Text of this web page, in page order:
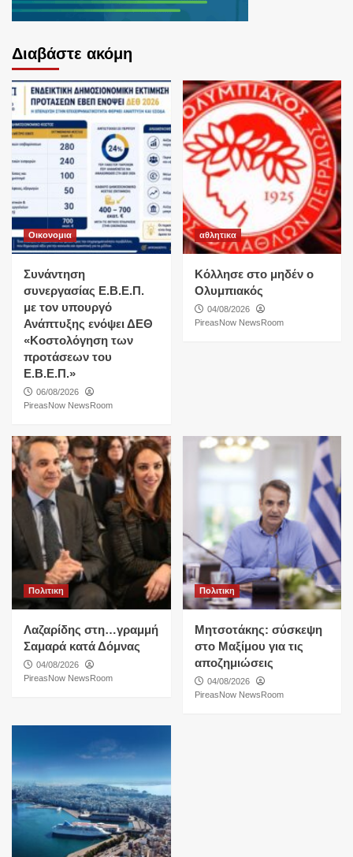
Διαβάστε ακόμη
Οικονομια
Συνάντηση
συνεργασίας Ε.Β.Ε.Π.
με τον υπουργό
Ανάπτυξης ενόψει ΔΕΘ
«Κοστολόγηση των
προτάσεων του
Ε.Β.Ε.Π.»
06/08/2026
PireasNow NewsRoom
αθλητικα
Κόλλησε στο μηδέν ο
Ολυμπιακός
04/08/2026
PireasNow NewsRoom
Πολιτικη
Λαζαρίδης στη…γραμμή
Σαμαρά κατά Δόμνας
04/08/2026
PireasNow NewsRoom
Πολιτικη
Μητσοτάκης: σύσκεψη
στο Μαξίμου για τις
αποζημιώσεις
04/08/2026
PireasNow NewsRoom